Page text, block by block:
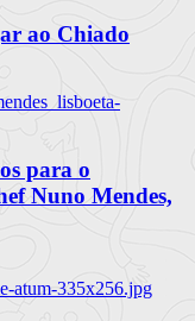
ao Chiado
para o
Nuno Mendes,
atum-335x256.jpg